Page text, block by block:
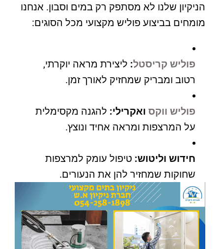
הניקיון שלנו לא מסתפק רק במים וסבון. אנחנו
מומחים בביצוע פוליש מקצועי מכל הסוגים:
פוליש קריסטל: ליצירת מראה יוקרתי,
רטוב ומבריק שמחזיק לאורך זמן.
פוליש ווקס ואקרילי: להגנה מקסימלית
על המרצפות ומראה אחיד ונוצץ.
חידוש וליטוש: טיפול עומק למרצפות
שחוקות שמחזיר להן את הנעורים.